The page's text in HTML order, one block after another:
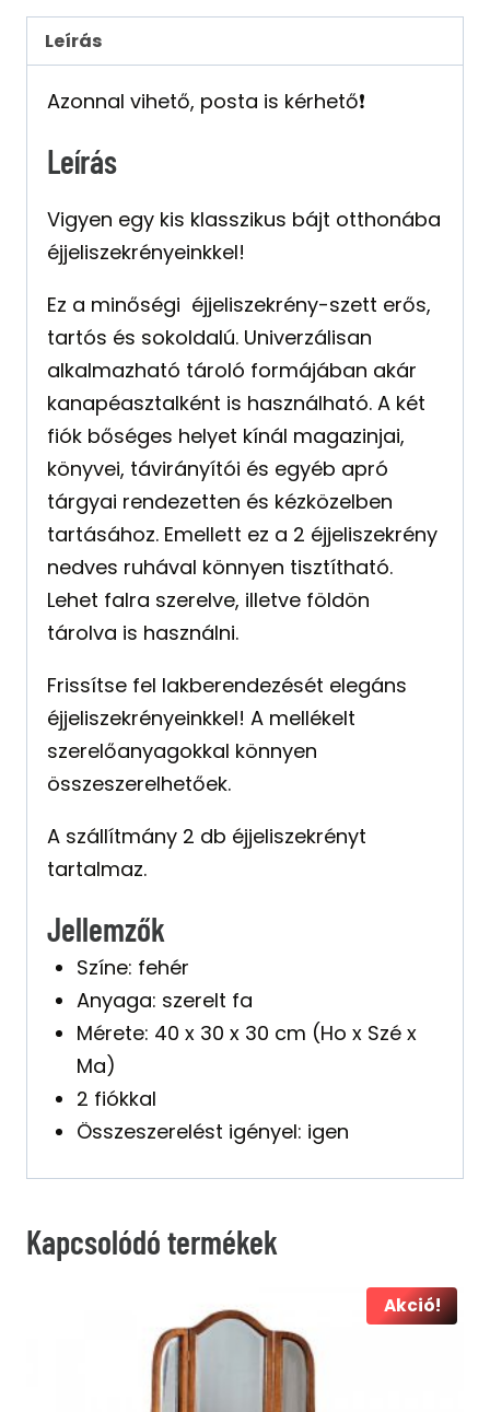
Leírás
Azonnal vihető, posta is kérhető❗️
Leírás
Vigyen egy kis klasszikus bájt otthonába
éjjeliszekrényeinkkel!
Ez a minőségi éjjeliszekrény-szett erős,
tartós és sokoldalú. Univerzálisan
alkalmazható tároló formájában akár
kanapéasztalként is használható. A két
fiók bőséges helyet kínál magazinjai,
könyvei, távirányítói és egyéb apró
tárgyai rendezetten és kézközelben
tartásához. Emellett ez a 2 éjjeliszekrény
nedves ruhával könnyen tisztítható.
Lehet falra szerelve, illetve földön
tárolva is használni.
Frissítse fel lakberendezését elegáns
éjjeliszekrényeinkkel! A mellékelt
szerelőanyagokkal könnyen
összeszerelhetőek.
A szállítmány 2 db éjjeliszekrényt
tartalmaz.
Jellemzők
Színe: fehér
Anyaga: szerelt fa
Mérete: 40 x 30 x 30 cm (Ho x Szé x
Ma)
2 fiókkal
Összeszerelést igényel: igen
Kapcsolódó termékek
Akció!